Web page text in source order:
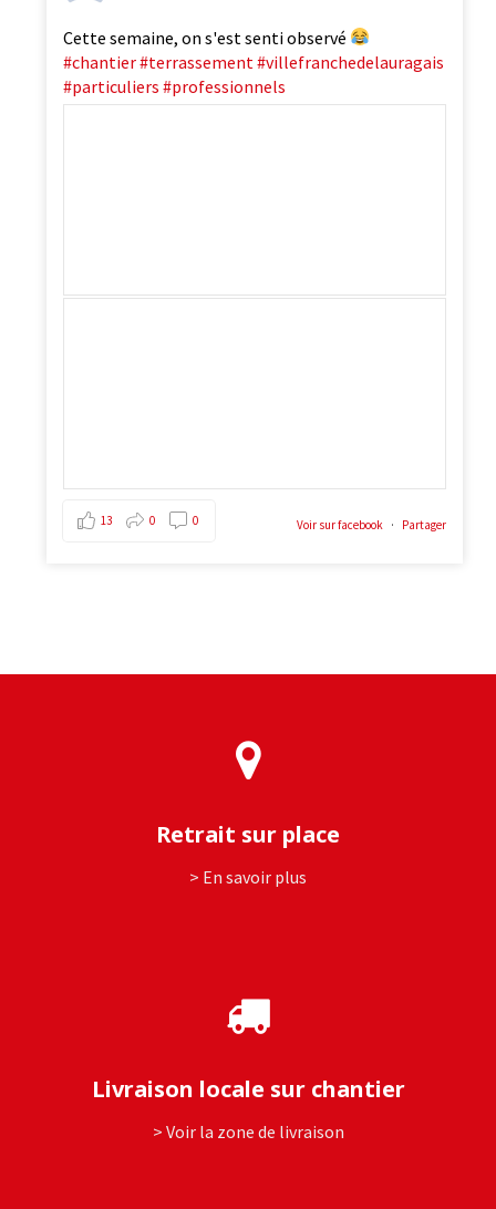
Cette semaine, on s'est senti observé
#chantier#terrassement #villefranchedelauragais
#particuliers #professionnels
Voir sur facebook · Partager
13 0 0
Retrait sur place
> En savoir plus
Livraison locale sur chantier
> Voir la zone de livraison